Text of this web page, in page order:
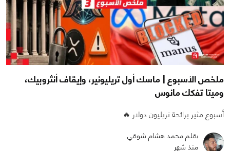
ملخص الأسبوع | ماسك أول تريليونير، وإيقاف أنثروبيك،
وميتا تفكك مانوس
أسبوع مثير برائحة تريليون دولار 🔥
بقلم محمد هشام شوقي
منذ شهر